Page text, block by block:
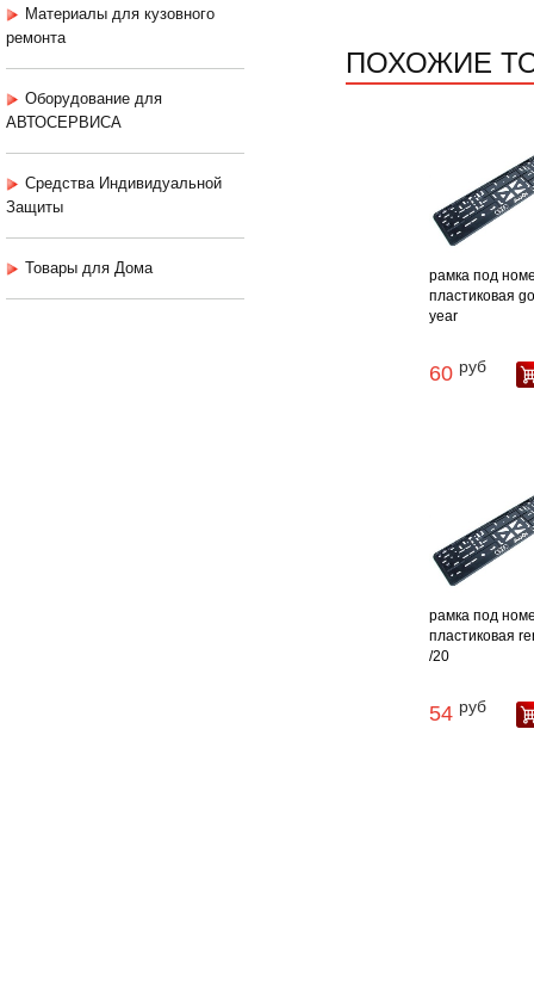
Материалы для кузовного
ремонта
Оборудование для
АВТОСЕРВИСА
Средства Индивидуальной
Защиты
Товары для Дома
ПОХОЖИЕ
рамка под
пластиковая
year
60 руб
рамка под
пластиковая
/20
54 руб